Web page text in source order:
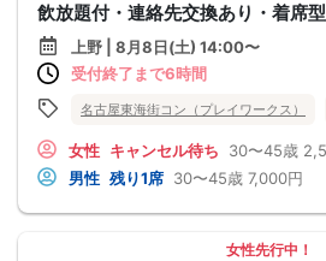
飲放題付・連絡先交換あり・着席
上野 | 8月8日(土) 14:00〜
受付終了まで6時間
名古屋東海街コン（プレイワークス）
女性 キャンセル待ち 30〜45歳
男性 残り1席 30〜45歳 7,000円
女性先行中！